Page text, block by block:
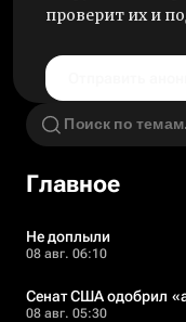
проверит их и
Главное
Не доплыли
08 авг. 06:10
Сенат США одобрил
08 авг. 05:30